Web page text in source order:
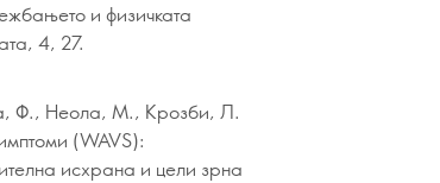
и физичката
4, 27.
Ф., Неола, М., Крозби, Л.
(WAVS):
исхрана и цели зрна